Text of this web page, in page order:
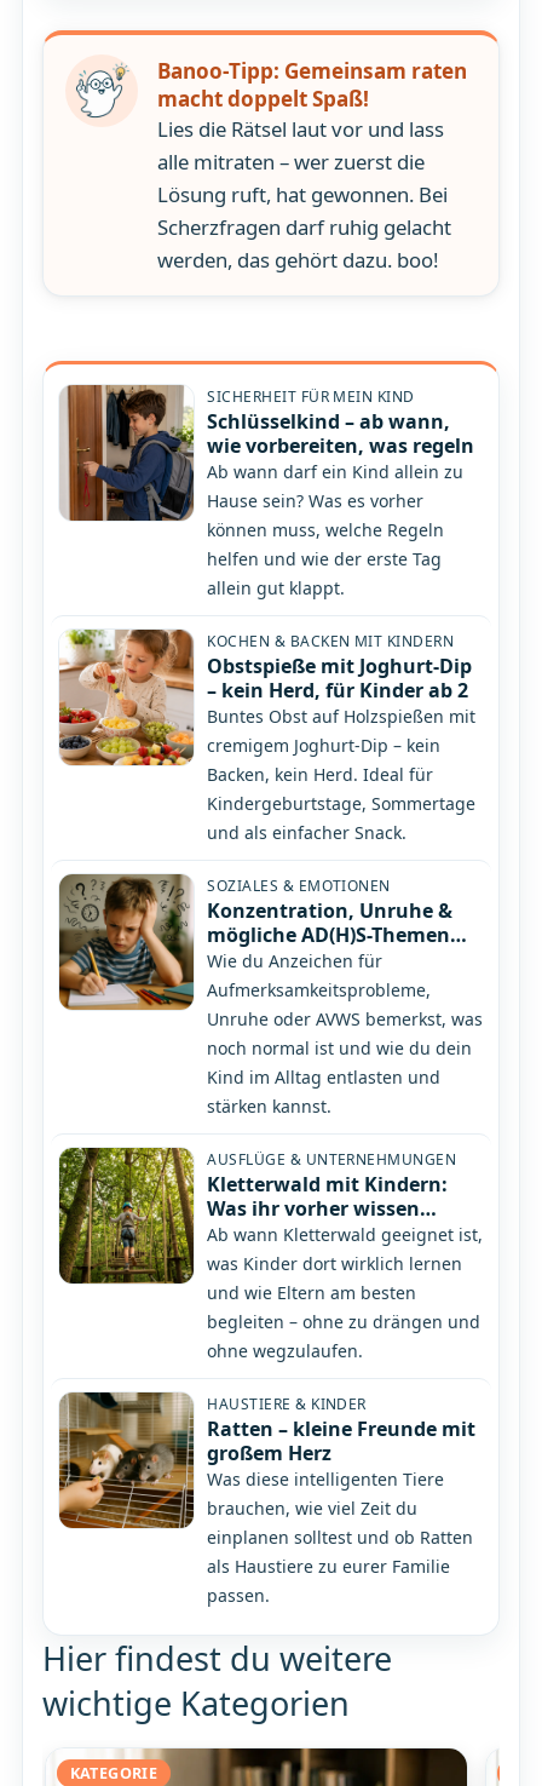
Banoo-Tipp: Gemeinsam raten
macht doppelt Spaß!
Lies die Rätsel laut vor und lass
alle mitraten – wer zuerst die
Lösung ruft, hat gewonnen. Bei
Scherzfragen darf ruhig gelacht
werden, das gehört dazu. boo!
SICHERHEIT FÜR MEIN KIND
Schlüsselkind – ab wann,
wie vorbereiten, was regeln
Ab wann darf ein Kind allein zu
Hause sein? Was es vorher
können muss, welche Regeln
helfen und wie der erste Tag
allein gut klappt.
KOCHEN & BACKEN MIT KINDERN
Obstspieße mit Joghurt-Dip
– kein Herd, für Kinder ab 2
Buntes Obst auf Holzspießen mit
cremigem Joghurt-Dip – kein
Backen, kein Herd. Ideal für
Kindergeburtstage, Sommertage
und als einfacher Snack.
SOZIALES & EMOTIONEN
Konzentration, Unruhe &
mögliche AD(H)S-Themen
und AVWS – wenn dein Kind
einfach „zu viel“ für den
Alltag wirkt
Wie du Anzeichen für
Aufmerksamkeitsprobleme,
Unruhe oder AVWS bemerkst, was
noch normal ist und wie du dein
Kind im Alltag entlasten und
stärken kannst.
AUSFLÜGE & UNTERNEHMUNGEN
Kletterwald mit Kindern:
Was ihr vorher wissen
solltet
Ab wann Kletterwald geeignet ist,
was Kinder dort wirklich lernen
und wie Eltern am besten
begleiten – ohne zu drängen und
ohne wegzulaufen.
HAUSTIERE & KINDER
Ratten – kleine Freunde mit
großem Herz
Was diese intelligenten Tiere
brauchen, wie viel Zeit du
einplanen solltest und ob Ratten
als Haustiere zu eurer Familie
passen.
Hier findest du weitere
wichtige Kategorien
KATEGORIE